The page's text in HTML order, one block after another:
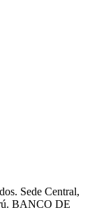
Sede Central,
BANCO DE